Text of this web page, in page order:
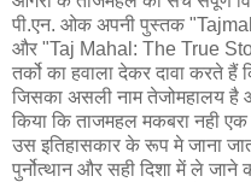
पी.एन. ओक अपनी पुस्तक
और "Taj Mahal: The True
तर्को का हवाला देकर दावा करते हैं
जिसका असली नाम तेजोमहालय है
किया कि ताजमहल मकबरा नही
उस इतिहासकार के रूप मे जाना
पुर्नोत्थान और सही दिशा में ले